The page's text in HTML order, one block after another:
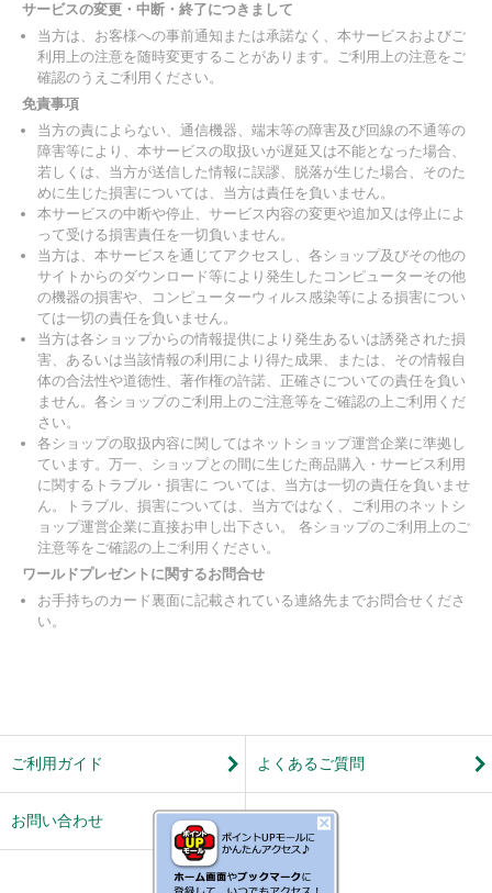
サービスの変更・中断・終了につきまして
当方は、お客様への事前通知または承諾なく、本サービスおよびご
利用上の注意を随時変更することがあります。ご利用上の注意をご
確認のうえご利用ください。
免責事項
当方の責によらない、通信機器、端末等の障害及び回線の不通等の
障害等により、本サービスの取扱いが遅延又は不能となった場合、
若しくは、当方が送信した情報に誤謬、脱落が生じた場合、そのた
めに生じた損害については、当方は責任を負いません。
本サービスの中断や停止、サービス内容の変更や追加又は停止によ
って受ける損害責任を一切負いません。
当方は、本サービスを通じてアクセスし、各ショップ及びその他の
サイトからのダウンロード等により発生したコンピューターその他
の機器の損害や、コンピューターウィルス感染等による損害につい
ては一切の責任を負いません。
当方は各ショップからの情報提供により発生あるいは誘発された損
害、あるいは当該情報の利用により得た成果、または、その情報自
体の合法性や道徳性、著作権の許諾、正確さについての責任を負い
ません。各ショップのご利用上のご注意等をご確認の上ご利用くだ
さい。
各ショップの取扱内容に関してはネットショップ運営企業に準拠し
ています。万一、ショップとの間に生じた商品購入・サービス利用
に関するトラブル・損害に ついては、当方は一切の責任を負いませ
ん。トラブル、損害については、当方ではなく、ご利用のネットシ
ョップ運営企業に直接お申し出下さい。 各ショップのご利用上のご
注意等をご確認の上ご利用ください。
ワールドプレゼントに関するお問合せ
お手持ちのカード裏面に記載されている連絡先までお問合せくださ
い。
ご利用ガイド よくあるご質問
お問い合わせ